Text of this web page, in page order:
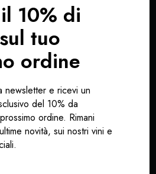
10% di
tuo
ordine
newsletter e ricevi un
del 10% da
ordine. Rimani
novità, sui nostri vini e